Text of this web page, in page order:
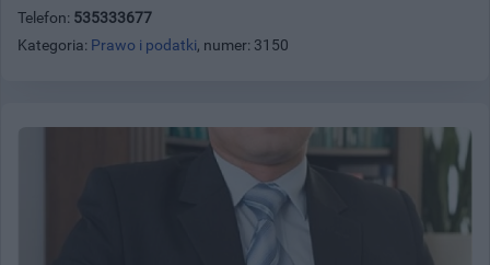
Telefon: 535333677
Kategoria: Prawo i podatki, numer: 3150